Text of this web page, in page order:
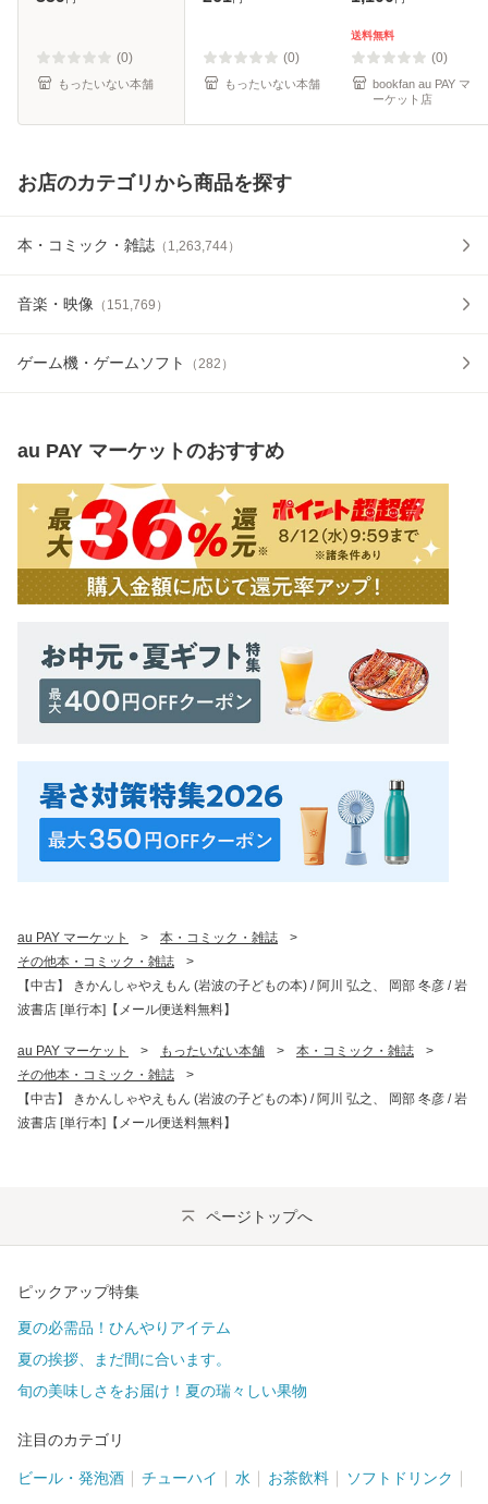
無料】
(0)
もったいない本舗
(0)
もったいない本舗
送料無料
(0)
bookfan au PAY マ
ーケット店
お店のカテゴリから商品を探す
本・コミック・雑誌 （ 1,263,744）
音楽・映像 （ 151,769 ）
ゲーム機・ゲームソフト （282 ）
au PAY マーケットのおすすめ
au PAY マーケット > 本・コミック・雑誌
>
その他本・コミック・雑誌
>
【中古】 きかんしゃやえもん (岩波の子どもの本) / 阿川 弘之、 岡部 冬彦 / 岩
波書店 [単行本]【メール便送料無料】
au PAY マーケット > もったいない本舗 > 本・コミック・雑誌
>
その他本・コミック・雑誌
>
【中古】 きかんしゃやえもん (岩波の子どもの本) / 阿川 弘之、 岡部 冬彦 / 岩
波書店 [単行本]【メール便送料無料】
ページトップへ
ピックアップ特集
夏の必需品！ひんやりアイテム
夏の挨拶、まだ間に合います。
旬の美味しさをお届け！夏の瑞々しい果物
注目のカテゴリ
ビール・発泡酒 チューハイ 水 お茶飲料 ソフトドリンク